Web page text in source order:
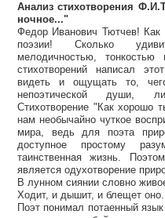
Анализ стихотворения
ночное..."
Федор Иванович Тютчев! Как
поэзии! Сколько
мелодичностью,
стихотворений написал
видеть и ощущать то,
непоэтической души,
Стихотворение "Как хорошо
нам необычайно чуткое
мира, ведь для поэта
доступное простому
таинственная жизнь.
является одухотворение
В лунном сиянии словно
Ходит, и дышит, и блещет
Поэт понимал потаенный